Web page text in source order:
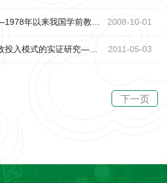
2008-10-01
2011-05-03
下一页